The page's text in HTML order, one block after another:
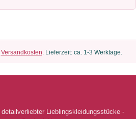
Versandkosten. Lieferzeit: ca. 1-3 Werktage.
Lieblingskleidungsstücke -